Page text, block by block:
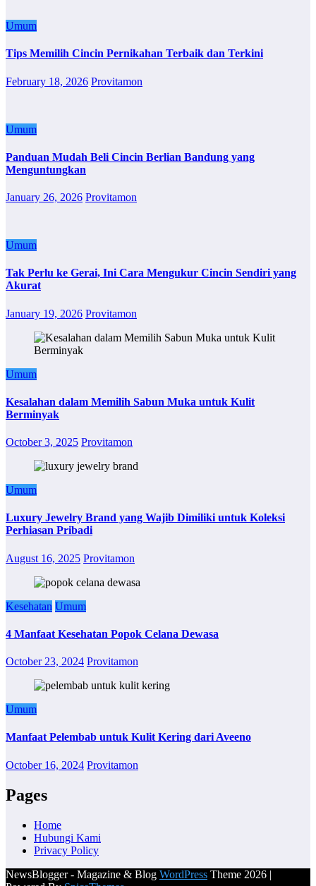
Umum
Tips Memilih Cincin Pernikahan Terbaik dan Terkini
February 18, 2026 Provitamon
Umum
Panduan Mudah Beli Cincin Berlian Bandung yang
Menguntungkan
January 26, 2026 Provitamon
Umum
Tak Perlu ke Gerai, Ini Cara Mengukur Cincin Sendiri yang
Akurat
January 19, 2026 Provitamon
Umum
Kesalahan dalam Memilih Sabun Muka untuk Kulit
Berminyak
October 3, 2025 Provitamon
Umum
Luxury Jewelry Brand yang Wajib Dimiliki untuk Koleksi
Perhiasan Pribadi
August 16, 2025 Provitamon
Kesehatan Umum
4 Manfaat Kesehatan Popok Celana Dewasa
October 23, 2024 Provitamon
Umum
Manfaat Pelembab untuk Kulit Kering dari Aveeno
October 16, 2024 Provitamon
Pages
Home
Hubungi Kami
Privacy Policy
NewsBlogger - Magazine & Blog WordPress Theme 2026 |